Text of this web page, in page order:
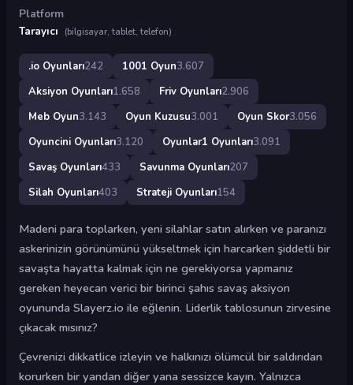
Platform
Tarayıcı
(bilgisayar, tablet, telefon)
.io Oyunları242 1001 Oyun3.607
Aksiyon Oyunları1.658 Friv Oyunları2.906
Meb Oyun3.143 Oyun Kuzusu3.001 Oyun Skor3.056
Oyuncini Oyunları3.120 Oyunlar1 Oyunları3.091
Savaş Oyunları433 Savunma Oyunları207
Silah Oyunları403 Strateji Oyunları154
Madeni para toplarken, yeni silahlar satın alırken ve paranızı
askerinizin görünümünü yükseltmek için harcarken şiddetli bir
savaşta hayatta kalmak için ne gerekiyorsa yapmanız
gereken heyecan verici bir birinci şahıs savaş aksiyon
oyununda Slayerz.io ile eğlenin. Liderlik tablosunun zirvesine
çıkacak mısınız?
Çevrenizi dikkatlice izleyin ve halkınızı ölümcül bir saldırıdan
korurken bir yandan diğer yana sessizce kayın. Yalnızca